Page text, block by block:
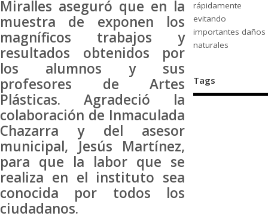
Miralles aseguró que en la
muestra de exponen los
magníficos trabajos y
resultados obtenidos por
los alumnos y sus
profesores de Artes
Plásticas. Agradeció la
colaboración de Inmaculada
Chazarra y del asesor
municipal, Jesús Martínez,
para que la labor que se
realiza en el instituto sea
conocida por todos los
ciudadanos.
rápidamente
evitando
importantes daños
naturales
Tags